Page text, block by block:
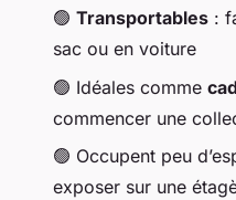
🟢 Transportables :
sac ou en voiture
🟢 Idéales comme
commencer une
🟢 Occupent peu
exposer sur une